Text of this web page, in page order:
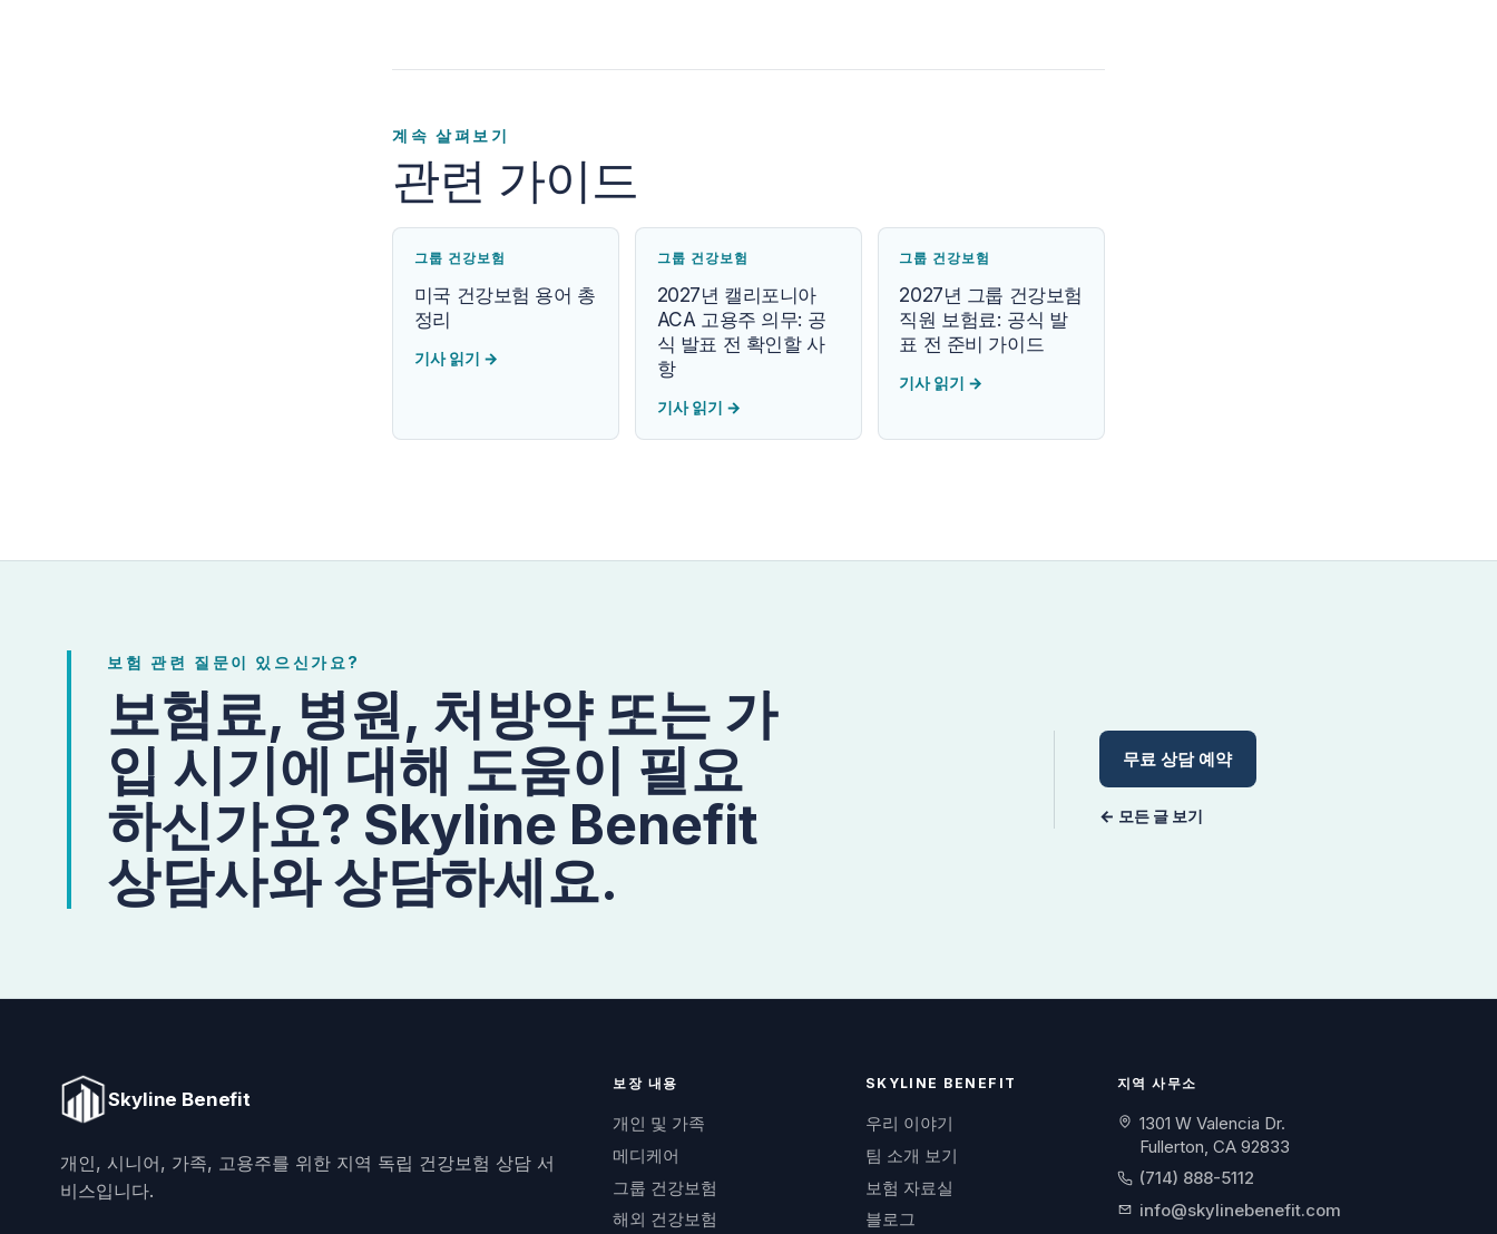
계속 살펴보기
관련 가이드
그룹 건강보험
미국 건강보험 용어 총
정리
기사 읽기 →
그룹 건강보험
2027년 캘리포니아
ACA 고용주 의무: 공
식 발표 전 확인할 사
항
기사 읽기 →
그룹 건강보험
2027년 그룹 건강보험
직원 보험료: 공식 발
표 전 준비 가이드
기사 읽기 →
보험 관련 질문이 있으신가요?
보험료, 병원, 처방약 또는 가
입 시기에 대해 도움이 필요
하신가요? Skyline Benefit
상담사와 상담하세요.
무료 상담 예약
← 모든 글 보기
Skyline Benefit
개인, 시니어, 가족, 고용주를 위한 지역 독립 건강보험 상담 서
비스입니다.
보장 내용
개인 및 가족
메디케어
그룹 건강보험
해외 건강보험
SKYLINE BENEFIT
우리 이야기
팀 소개 보기
보험 자료실
블로그
지역 사무소
1301 W Valencia Dr.
Fullerton, CA 92833
(714) 888-5112
info@skylinebenefit.com